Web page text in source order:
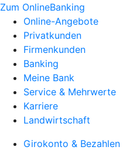
Zum OnlineBanking
Online-Angebote
Privatkunden
Firmenkunden
Banking
Meine Bank
Service & Mehrwerte
Karriere
Landwirtschaft
Girokonto & Bezahlen